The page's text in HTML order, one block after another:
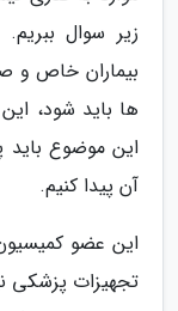
زیر سوال
بیماران خاص و
ها باید شود،
این موضوع باید
آن پیدا کنیم.
این عضو
تجهیزات پزشکی